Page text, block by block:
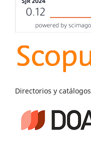
Directorios y